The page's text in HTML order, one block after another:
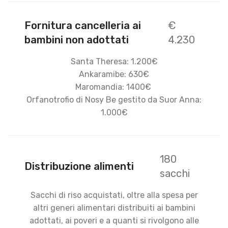
Fornitura cancelleria ai
bambini non adottati
€
4.230
Santa Theresa: 1.200€
Ankaramibe: 630€
Maromandia: 1400€
Orfanotrofio di Nosy Be gestito da Suor Anna:
1.000€
Distribuzione alimenti
180
sacchi
Sacchi di riso acquistati, oltre alla spesa per
altri generi alimentari distribuiti ai bambini
adottati, ai poveri e a quanti si rivolgono alle